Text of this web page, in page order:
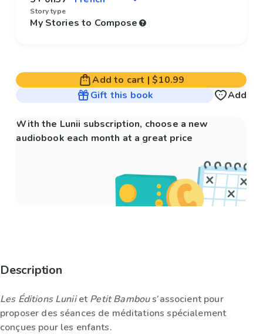
Story type
My Stories to Compose
Add to cart |$10.99
Gift this book
Add
With the Lunii subscription, choose a new
audiobook each month at a great price
Description
Les Éditions LuniietPetit Bambous’associent pour
proposer des séances de méditations spécialement
conçues pour les enfants.